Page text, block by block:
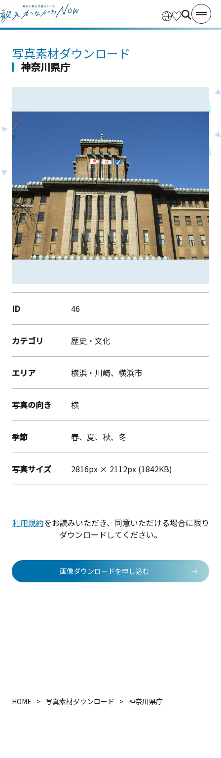
写真素材ダウンロード
神奈川県庁
ID 46
カテゴリ 歴史・文化
エリア 横浜・川崎、横浜市
写真の向き 横
季節 春、夏、秋、冬
写真サイズ 2816px × 2112px (1842KB)
利用規約をお読みいただき、同意いただける場合に限り
ダウンロードしてください。
画像ダウンロードを申し込む
HOME 写真素材ダウンロード 神奈川県庁